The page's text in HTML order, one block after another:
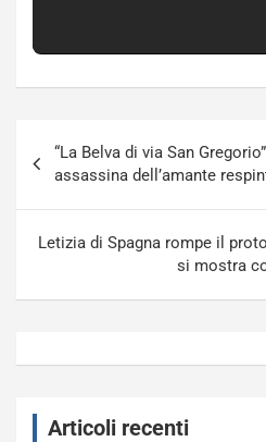
articoli
“La Belva di via San
assassina dell’amante
Letizia di Spagna rompe il
si mostra
Articoli recenti